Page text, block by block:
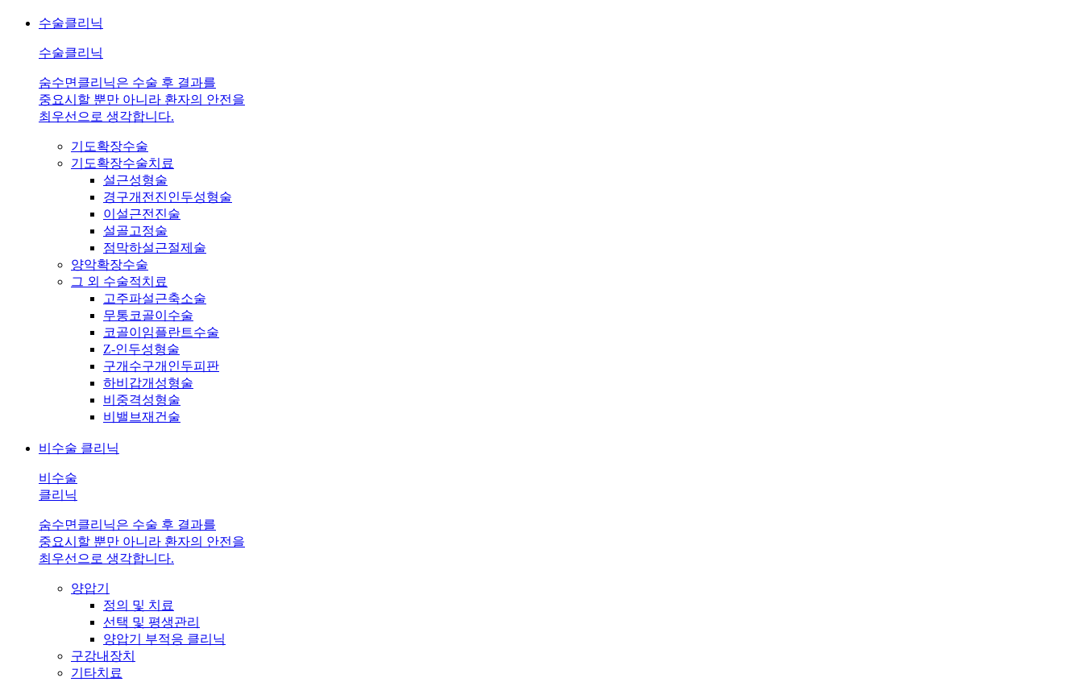
수술클리닉
수술클리닉
숨수면클리닉은 수술 후 결과를
중요시할 뿐만 아니라 환자의 안전을
최우선으로 생각합니다.
기도확장수술
기도확장수술치료
설근성형술
경구개전진인두성형술
이설근전진술
설골고정술
점막하설근절제술
양악확장수술
그 외 수술적치료
고주파설근축소술
무통코골이수술
코골이임플란트수술
Z-인두성형술
구개수구개인두피판
하비갑개성형술
비중격성형술
비밸브재건술
비수술 클리닉
비수술
클리닉
숨수면클리닉은 수술 후 결과를
중요시할 뿐만 아니라 환자의 안전을
최우선으로 생각합니다.
양압기
정의 및 치료
선택 및 평생관리
양압기 부적응 클리닉
구강내장치
기타치료